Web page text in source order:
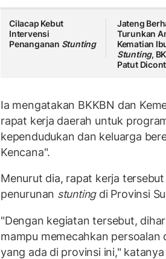
Cilacap Kebut
Intervensi
Penanganan Stunting
Jateng
Turunkan
Kematian
Stunting,
Patut
Ia mengatakan BKKBN dan
rapat kerja daerah untuk
kependudukan dan keluarga
Kencana".
Menurut dia, rapat kerja
penurunan stuntingdi Provinsi
"Dengan kegiatan tersebut,
mampu memecahkan persoalan
yang ada di provinsi ini,"